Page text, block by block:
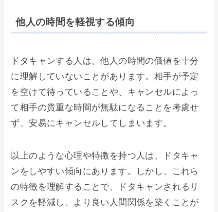
他人の時間を軽視する傾向
ドタキャンする人は、他人の時間の価値を十分
に理解していないことがあります。相手が予定
を空けて待っていることや、キャンセルによっ
て相手の貴重な時間が無駄になることを考慮せ
ず、安易にキャンセルしてしまいます。
以上のような心理や特徴を持つ人は、ドタキャ
ンをしやすい傾向にあります。しかし、これら
の特徴を理解することで、ドタキャンされるリ
スクを軽減し、より良い人間関係を築くことが